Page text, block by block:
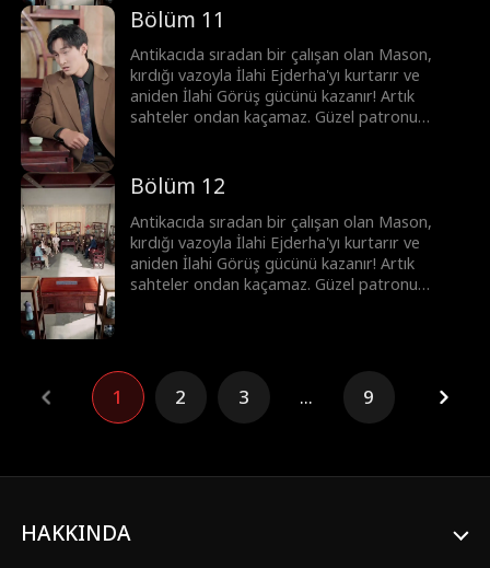
sıraya girer. Mason hızla yükselip şöhrete
kavuşur...
Bölüm 11
Antikacıda sıradan bir çalışan olan Mason,
kırdığı vazoyla İlahi Ejderha'yı kurtarır ve
aniden İlahi Görüş gücünü kazanır! Artık
sahteler ondan kaçamaz. Güzel patronu
sıraya girer. Mason hızla yükselip şöhrete
kavuşur...
Bölüm 12
Antikacıda sıradan bir çalışan olan Mason,
kırdığı vazoyla İlahi Ejderha'yı kurtarır ve
aniden İlahi Görüş gücünü kazanır! Artık
sahteler ondan kaçamaz. Güzel patronu
kavuşur...
1 2 3 ... 9
HAKKINDA